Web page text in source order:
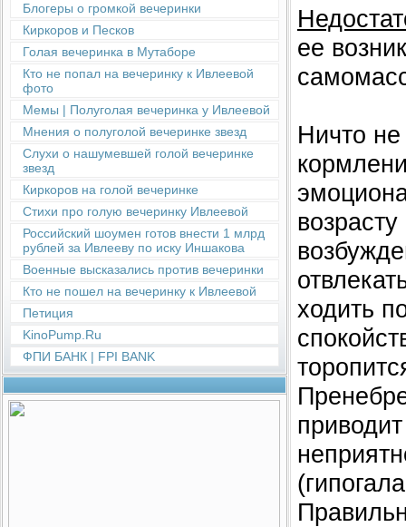
Блогеры о громкой вечеринки
Киркоров и Песков
Голая вечеринка в Мутаборе
Кто не попал на вечеринку к Ивлеевой
фото
Мемы | Полуголая вечеринка у Ивлеевой
Мнения о полуголой вечеринке звезд
Слухи о нашумевшей голой вечеринке
звезд
Киркоров на голой вечеринке
Стихи про голую вечеринку Ивлеевой
Российский шоумен готов внести 1 млрд
рублей за Ивлееву по иску Иншакова
Военные высказались против вечеринки
Кто не пошел на вечеринку к Ивлеевой
Петиция
KinoPump.Ru
ФПИ БАНК | FPI BANK
ее
Ничто
ходить